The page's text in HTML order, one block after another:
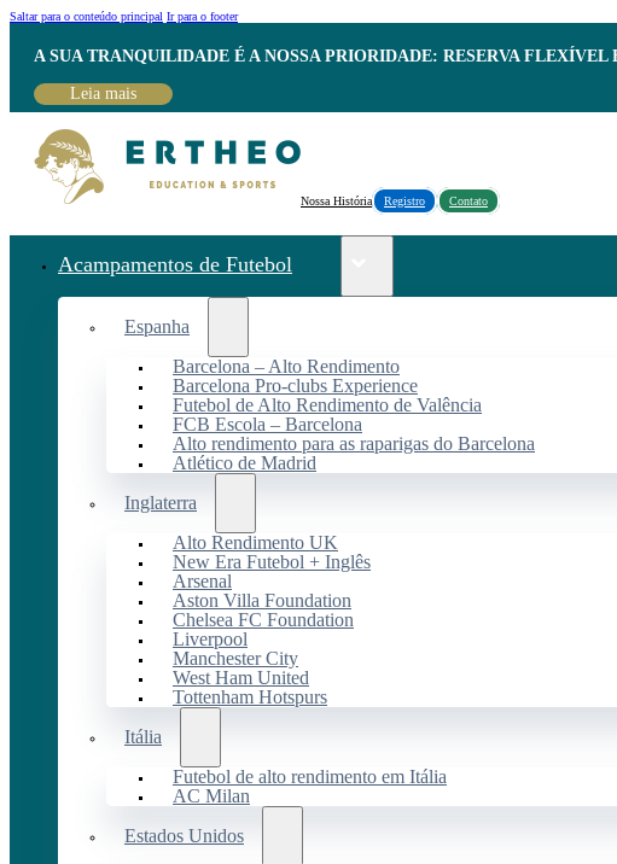
Saltar para o conteúdo principal Ir para o footer
A SUA TRANQUILIDADE É A NOSSA PRIORIDADE: RESERVA
Leia mais
Nossa História Registro Contato
Acampamentos de Futebol
Espanha
Barcelona – Alto Rendimento
Barcelona Pro-clubs Experience
Futebol de Alto Rendimento de Valência
FCB Escola – Barcelona
Alto rendimento para as raparigas do Barcelona
Atlético de Madrid
Inglaterra
Alto Rendimento UK
New Era Futebol + Inglês
Arsenal
Aston Villa Foundation
Chelsea FC Foundation
Liverpool
Manchester City
West Ham United
Tottenham Hotspurs
Itália
Futebol de alto rendimento em Itália
AC Milan
Estados Unidos